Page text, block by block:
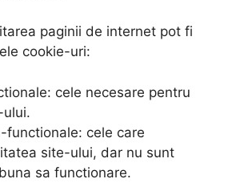
paginii de internet pot fi
cookie-uri:
cele necesare pentru
functionale: cele care
site-ului, dar nu sunt
sa functionare.